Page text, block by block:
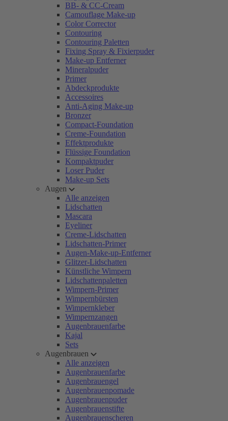
BB- & CC-Cream
Camouflage Make-up
Color Corrector
Contouring
Contouring Paletten
Fixing Spray & Fixierpuder
Make-up Entferner
Mineralpuder
Primer
Abdeckprodukte
Accessoires
Anti-Aging Make-up
Bronzer
Compact-Foundation
Creme-Foundation
Effektprodukte
Flüssige Foundation
Kompaktpuder
Loser Puder
Make-up Sets
Augen
Alle anzeigen
Lidschatten
Mascara
Eyeliner
Creme-Lidschatten
Lidschatten-Primer
Augen-Make-up-Entferner
Glitzer-Lidschatten
Künstliche Wimpern
Lidschattenpaletten
Wimpern-Primer
Wimpernbürsten
Wimpernkleber
Wimpernzangen
Augenbrauenfarbe
Kajal
Sets
Augenbrauen
Alle anzeigen
Augenbrauenfarbe
Augenbrauengel
Augenbrauenpomade
Augenbrauenpuder
Augenbrauenstifte
Augenbrauenscheren